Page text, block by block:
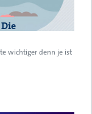
wichtiger denn je ist